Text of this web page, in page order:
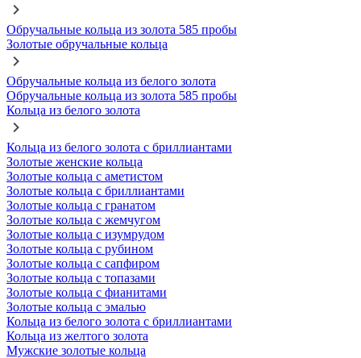
Обручальные кольца из золота 585 пробы
Золотые обручальные кольца
Обручальные кольца из белого золота
Обручальные кольца из золота 585 пробы
Кольца из белого золота
Кольца из белого золота с бриллиантами
Золотые женские кольца
Золотые кольца с аметистом
Золотые кольца с бриллиантами
Золотые кольца с гранатом
Золотые кольца с жемчугом
Золотые кольца с изумрудом
Золотые кольца с рубином
Золотые кольца с сапфиром
Золотые кольца с топазами
Золотые кольца с фианитами
Золотые кольца с эмалью
Кольца из белого золота с бриллиантами
Кольца из желтого золота
Мужские золотые кольца